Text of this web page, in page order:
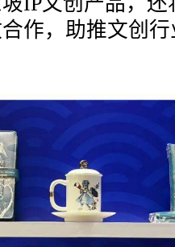
作，助推文创